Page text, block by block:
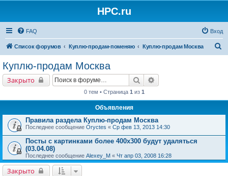
HPC.ru
FAQ Вход
Список форумов Куплю-продам-поменяю Куплю-продам Москва
Куплю-продам Москва
Закрыто Поиск
0 тем • Страница 1 из 1
Объявления
Правила раздела Куплю-продам Москва
Последнее сообщение Oryctes « Ср фев 13, 2013 14:30
Посты с картинками более 400х300 будут удаляться
(03.04.08)
Последнее сообщение Alexey_M « Чт апр 03, 2008 16:28
Закрыто